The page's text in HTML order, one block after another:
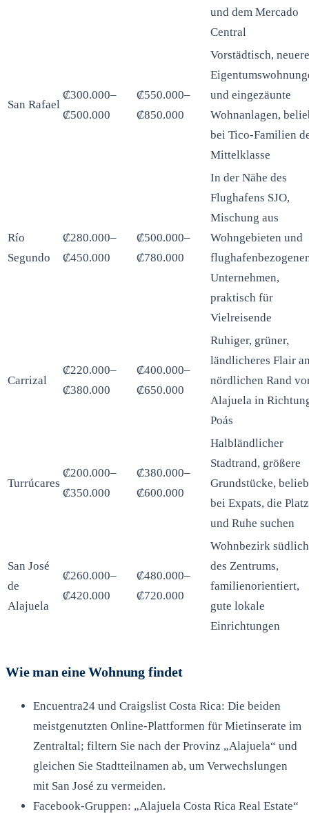
und dem Mercado
Central
San Rafael
₡300.000–
₡500.000
₡550.000–
₡850.000
Vorstädtisch, neuere
und eingezäunte
Wohnanlagen,
bei Tico-Familien
Mittelklasse
Río
Segundo
₡280.000–
₡450.000
₡500.000–
₡780.000
In der Nähe des
Flughafens SJO,
Mischung aus
Wohngebieten und
Unternehmen,
praktisch für
Vielreisende
Carrizal
₡220.000–
₡380.000
₡400.000–
₡650.000
Ruhiger, grüner,
ländlicheres Flair
nördlichen Rand
Alajuela in
Poás
Turrúcares
₡200.000–
₡350.000
₡380.000–
₡600.000
Halbländlicher
Stadtrand, größere
Grundstücke,
bei Expats, die Platz
und Ruhe suchen
San José
de
Alajuela
₡260.000–
₡420.000
₡480.000–
₡720.000
Wohnbezirk südlich
des Zentrums,
familienorientiert,
gute lokale
Einrichtungen
Wie man eine Wohnung findet
Encuentra24 und Craigslist Costa Rica: Die beiden
meistgenutzten Online-Plattformen für Mietinserate im
Zentraltal; filtern Sie nach der Provinz „Alajuela“ und
gleichen Sie Stadtteilnamen ab, um Verwechslungen
mit San José zu vermeiden.
Facebook-Gruppen: „Alajuela Costa Rica Real Estate“